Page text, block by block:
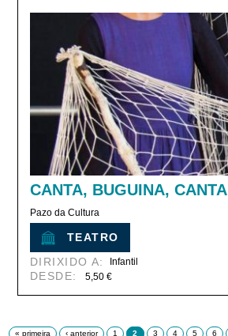
CANTA, BUGUINA, CANTA
Pazo da Cultura
TEATRO
DIRIXIDO A:
Infantil
DESDE: 5,50 €
Páxinas
« primeira ‹ anterior 1 2 3 4 5 6